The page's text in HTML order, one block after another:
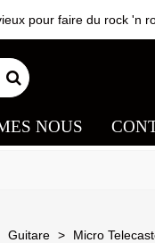
pour faire du rock 'n
NOUS
Guitare > Micro